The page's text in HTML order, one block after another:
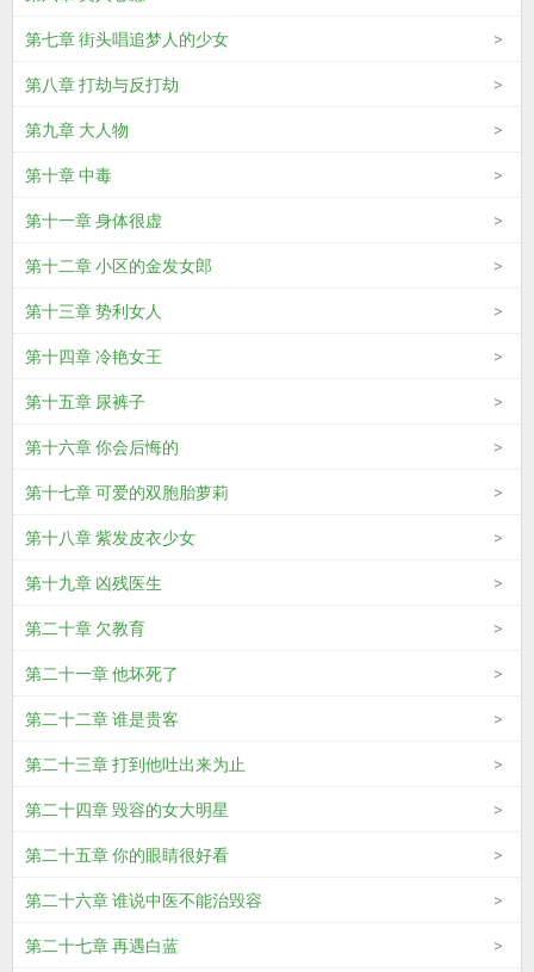
第七章 街头唱追梦人的少女
第八章 打劫与反打劫
第九章 大人物
第十章 中毒
第十一章 身体很虚
第十二章 小区的金发女郎
第十三章 势利女人
第十四章 冷艳女王
第十五章 尿裤子
第十六章 你会后悔的
第十七章 可爱的双胞胎萝莉
第十八章 紫发皮衣少女
第十九章 凶残医生
第二十章 欠教育
第二十一章 他坏死了
第二十二章 谁是贵客
第二十三章 打到他吐出来为止
第二十四章 毁容的女大明星
第二十五章 你的眼睛很好看
第二十六章 谁说中医不能治毁容
第二十七章 再遇白蓝